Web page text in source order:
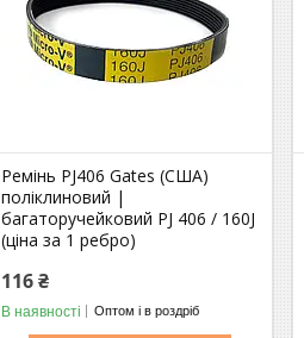
Ремінь PJ406 Gates (США)
поліклиновий |
багаторучейковий PJ 406 / 160J
(ціна за 1 ребро)
116 ₴
В наявності Оптом і в роздріб